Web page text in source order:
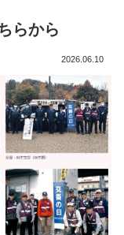
らから
2026.06.10